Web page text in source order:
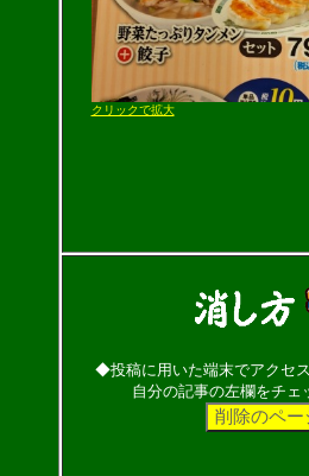
クリックで拡大
◆投稿に用いた端末でアクセ
自分の記事の左欄をチェ